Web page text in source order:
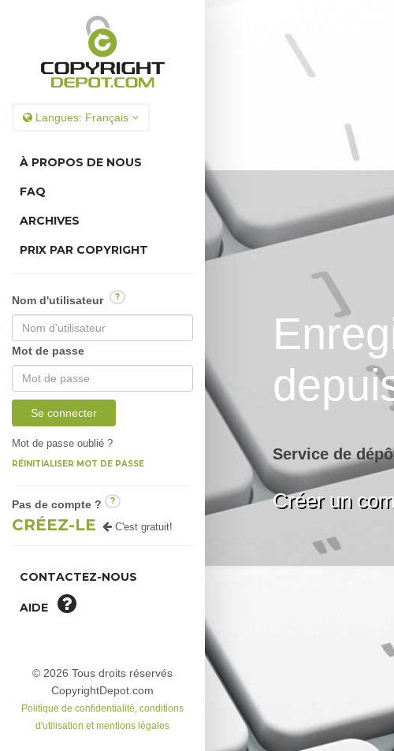
Langues: Français
À PROPOS DE NOUS
FAQ
ARCHIVES
PRIX PAR COPYRIGHT
Nom d'utilisateur ?
Mot de passe
Se connecter
Mot de passe oublié ?
RÉINITIALISER MOT DE PASSE
Pas de compte ? ?
CRÉEZ-LE C'est gratuit!
CONTACTEZ-NOUS
AIDE
© 2026 Tous droits réservés
CopyrightDepot.com
Politique de confidentialité, conditions
d'utilisation et mentions légales
Service de
Créer un